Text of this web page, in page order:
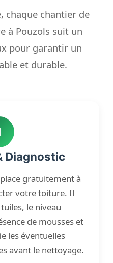
chaque chantier de
à Pouzols suit un
pour garantir un
et durable.
Diagnostic
gratuitement à
votre toiture. Il
le niveau
de mousses et
les éventuelles
avant le nettoyage.